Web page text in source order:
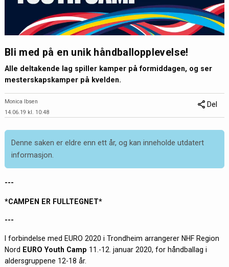
Bli med på en unik håndballopplevelse!
Alle deltakende lag spiller kamper på formiddagen, og ser
mesterskapskamper på kvelden.
Monica Ibsen
14.06.19 kl. 10:48
Del
Denne saken er eldre enn ett år, og kan inneholde utdatert
informasjon.
---
*CAMPEN ER FULLTEGNET*
---
I forbindelse med EURO 2020 i Trondheim arrangerer NHF Region
Nord EURO Youth Camp 11.-12. januar 2020, for håndballag i
aldersgruppene 12-18 år.